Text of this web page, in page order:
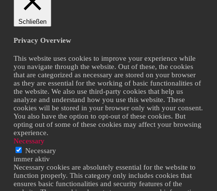
Schließen
Privacy Overview
This website uses cookies to improve your experience while
you navigate through the website. Out of these, the cookies
that are categorized as necessary are stored on your browser
as they are essential for the working of basic functionalities of
the website. We also use third-party cookies that help us
analyze and understand how you use this website. These
cookies will be stored in your browser only with your consent.
You also have the option to opt-out of these cookies. But
opting out of some of these cookies may affect your browsing
experience.
Necessary
Necessary
immer aktiv
Necessary cookies are absolutely essential for the website to
function properly. This category only includes cookies that
ensures basic functionalities and security features of the